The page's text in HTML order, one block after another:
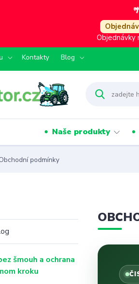
Objednávky
Kontakty Blog
Naše produkty
podmínky